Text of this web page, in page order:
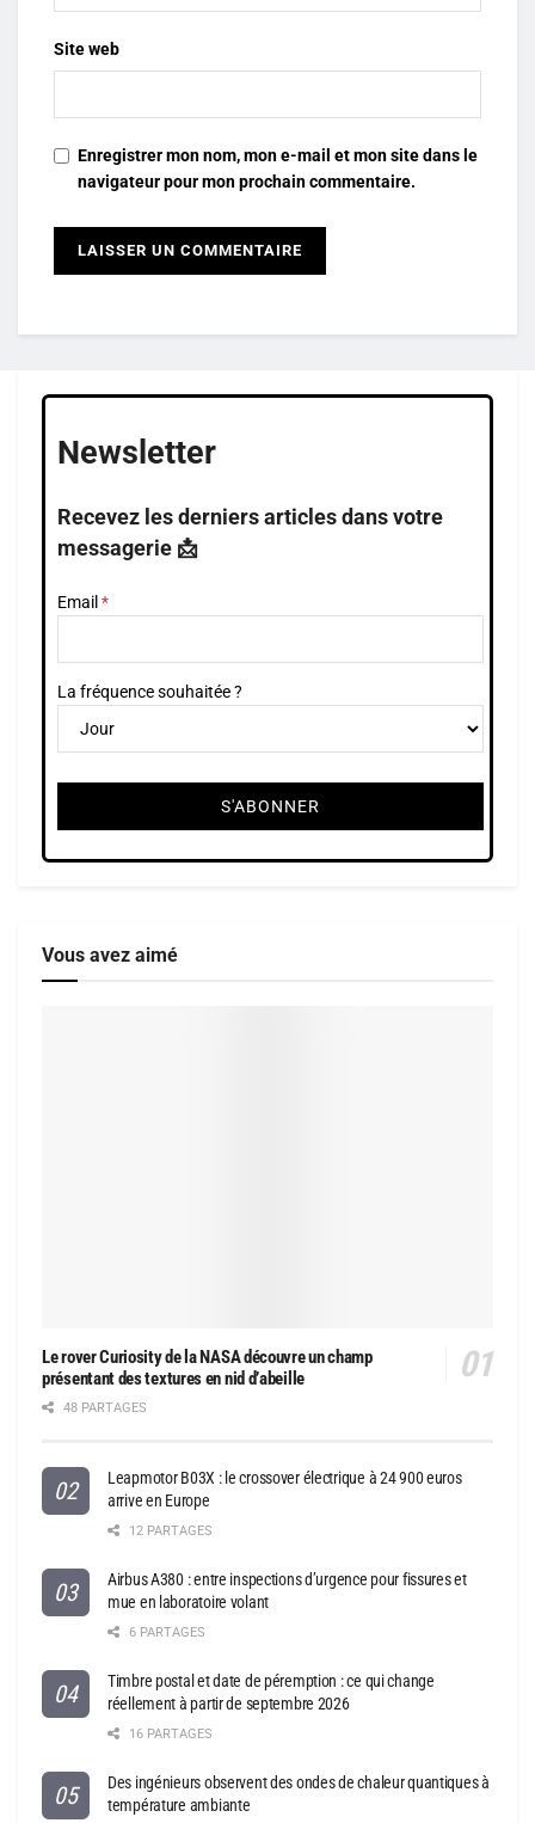
Site web
Enregistrer mon nom, mon e-mail et mon site dans le
navigateur pour mon prochain commentaire.
Newsletter
Recevez les derniers articles dans votre
messagerie 📩
Email
La fréquence souhaitée ?
Vous avez aimé
Le rover Curiosity de la NASA découvre un champ
présentant des textures en nid d’abeille
48 PARTAGES
Leapmotor B03X : le crossover électrique à 24 900 euros
arrive en Europe
12 PARTAGES
Airbus A380 : entre inspections d’urgence pour fissures et
mue en laboratoire volant
6 PARTAGES
Timbre postal et date de péremption : ce qui change
réellement à partir de septembre 2026
16 PARTAGES
Des ingénieurs observent des ondes de chaleur quantiques à
température ambiante